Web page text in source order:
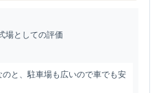
場としての評価
と、駐車場も広いので車でも安